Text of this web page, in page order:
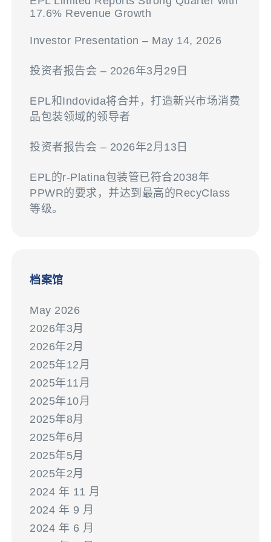
17.6% Revenue Growth
Investor Presentation – May 14, 2026
投资者报告会 – 2026年3月29日
EPL和Indovida将合并，打造新兴市场消费
品包装领域的领导者
投资者报告会 – 2026年2月13日
EPL的r-Platina包装管已符合2038年
PPWR的要求，并达到最高的RecyClass
等级。
档案馆
May 2026
2026年3月
2026年2月
2025年12月
2025年11月
2025年10月
2025年8月
2025年6月
2025年5月
2025年2月
2024 年 11 月
2024 年 9 月
2024 年 6 月